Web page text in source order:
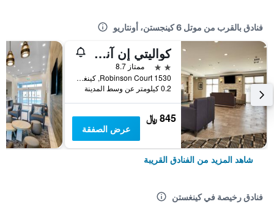
فنادق بالقرب من موتل 6 كينجستن، أونتاريو
كواليتي إن آند سويتس
2 نجمتين
ممتاز 8.7
1530 Robinson Court, كينغستن, ON, كندا
0.2 كيلومتر عن وسط المدينة
845 ﷼
عرض الصفقة
شاهد المزيد من الفنادق القريبة
فنادق رخيصة في كينغستن